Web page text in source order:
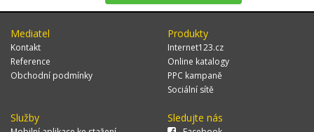
Mediatel
Kontakt
Reference
Obchodní podmínky
Produkty
Internet123.cz
Online katalogy
PPC kampaně
Sociální sítě
Služby Sledujte nás